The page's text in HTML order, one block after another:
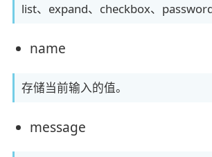
list、expand、checkbox、
name
存储当前输入的值。
message